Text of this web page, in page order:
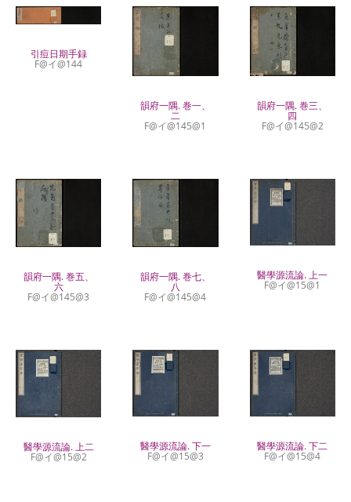
引痘日期手録
F@イ@144
韻府一隅. 巻一、
二
F@イ@145@1
韻府一隅. 巻三、
四
F@イ@145@2
韻府一隅. 巻五、
六
F@イ@145@3
韻府一隅. 巻七、
八
F@イ@145@4
醫學源流論. 上一
F@イ@15@1
醫學源流論. 上二
F@イ@15@2
醫學源流論. 下一
F@イ@15@3
醫學源流論. 下二
F@イ@15@4